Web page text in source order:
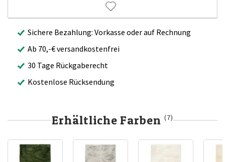
Sichere Bezahlung: Vorkasse oder auf Rechnung
Ab 70,-€ versandkostenfrei
30 Tage Rückgaberecht
Kostenlose Rücksendung
Erhältliche Farben(7)